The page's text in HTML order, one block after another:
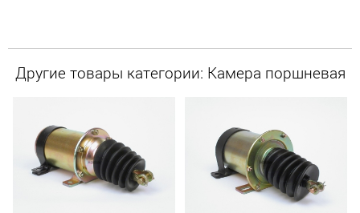
Другие товары категории: Камера поршневая